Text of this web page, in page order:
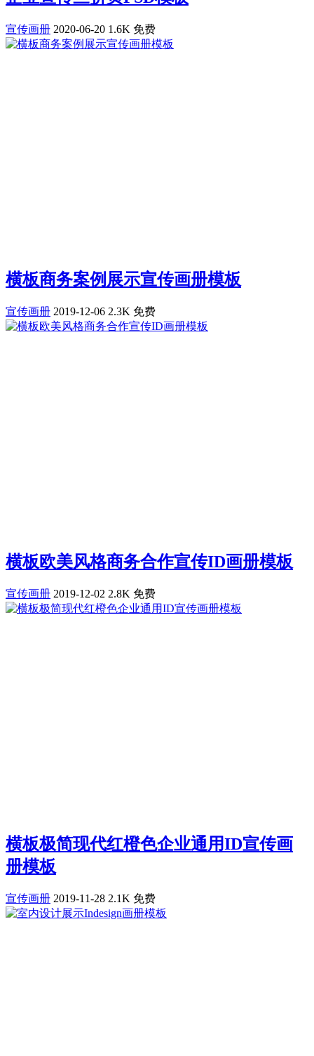
宣传画册 2020-06-20 1.6K 免费
横板商务案例展示宣传画册模板
宣传画册 2019-12-06 2.3K 免费
横板欧美风格商务合作宣传ID画册模板
宣传画册 2019-12-02 2.8K 免费
横板极简现代红橙色企业通用ID宣传画
册模板
宣传画册 2019-11-28 2.1K 免费